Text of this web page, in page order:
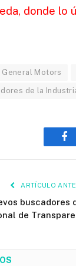
donde
Motors
de la
ARTÍCULO
buscadores
de